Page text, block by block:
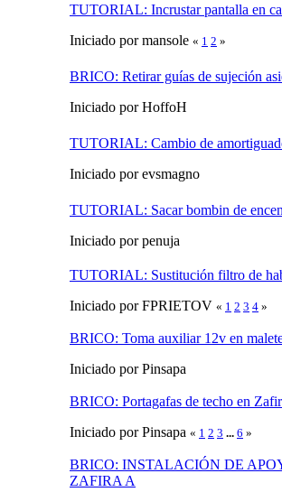
TUTORIAL: Incrustar pantalla en
Iniciado por mansole « 1 2 »
BRICO: Retirar guías de sujeción
Iniciado por HoffoH
TUTORIAL: Cambio de
Iniciado por evsmagno
TUTORIAL: Sacar bombin de
Iniciado por penuja
TUTORIAL: Sustitución filtro de
Iniciado por FPRIETOV « 1 2 3 4 »
BRICO: Toma auxiliar 12v en
Iniciado por Pinsapa
BRICO: Portagafas de techo en
Iniciado por Pinsapa « 1 2 3 ... 6 »
BRICO: INSTALACIÓN DE
ZAFIRA A